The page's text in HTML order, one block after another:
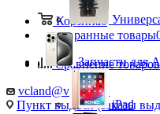
Корзина0
Избранные товары
Сравнение товаров
vcland@vcland.ru
Пункт выдачи (заказы
Запчасти для
iPad